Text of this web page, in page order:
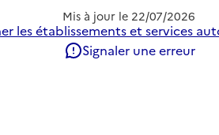
Mis à jour le 22/07/2026
les établissements et services
Signaler une erreur